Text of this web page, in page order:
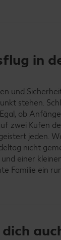
in
und
stehen.
ob
zwei Kufen
jeden.
nicht
einer
Familie ein